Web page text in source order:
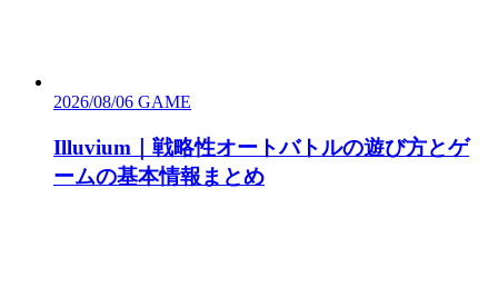
2026/08/06 GAME
Illuvium｜戦略性オートバトルの遊び方とゲ
ームの基本情報まとめ